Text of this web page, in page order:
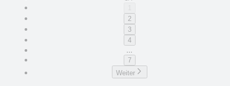
2
3
4
...
7
Weiter